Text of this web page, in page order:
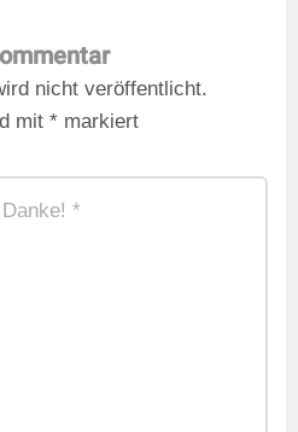
nicht veröffentlicht.
mit * markiert